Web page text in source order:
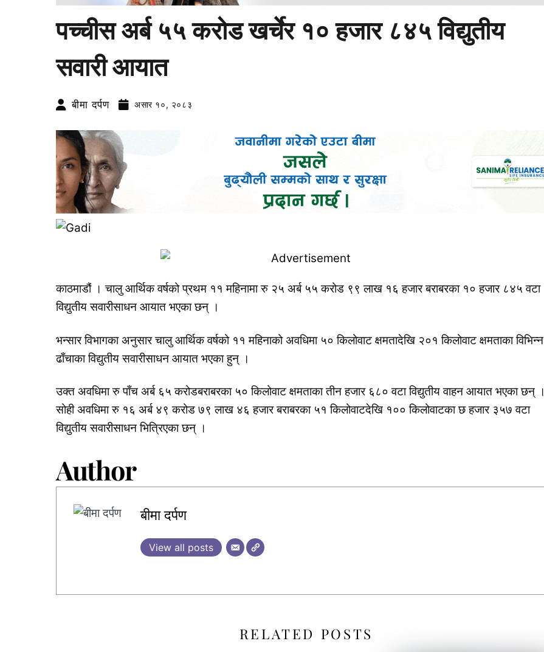
पच्चीस अर्ब ५५ करोड खर्चेर १० हजार ८४५ विद्युतीय
सवारी आयात
बीमा दर्पण असार १०, २०८३
काठमाडौं । चालु आर्थिक वर्षको प्रथम ११ महिनामा रु २५ अर्ब ५५ करोड ९९ लाख १६ हजार बराबरका १० हजार ८४५ वटा
विद्युतीय सवारीसाधन आयात भएका छन् ।
भन्सार विभागका अनुसार चालु आर्थिक वर्षको ११ महिनाको अवधिमा ५० किलोवाट क्षमतादेखि २०१ किलोवाट क्षमताका विभिन्न
ढाँचाका विद्युतीय सवारीसाधन आयात भएका हुन् ।
उक्त अवधिमा रु पाँच अर्ब ६५ करोडबराबरका ५० किलोवाट क्षमताका तीन हजार ६८० वटा विद्युतीय वाहन आयात भएका छन् ।
सोही अवधिमा रु १६ अर्ब ४९ करोड ७९ लाख ४६ हजार बराबरका ५१ किलोवाटदेखि १०० किलोवाटका छ हजार ३५७ वटा
विद्युतीय सवारीसाधन भित्रिएका छन् ।
Author
बीमा दर्पण
View all posts
RELATED POSTS